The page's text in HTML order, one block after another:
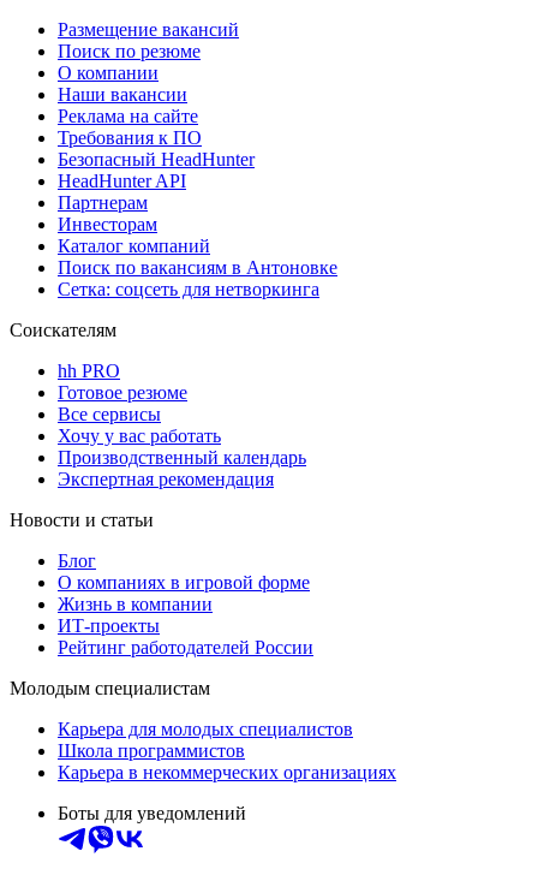
Размещение вакансий
Поиск по резюме
О компании
Наши вакансии
Реклама на сайте
Требования к ПО
Безопасный HeadHunter
HeadHunter API
Партнерам
Инвесторам
Каталог компаний
Поиск по вакансиям в Антоновке
Сетка: соцсеть для нетворкинга
Соискателям
hh PRO
Готовое резюме
Все сервисы
Хочу у вас работать
Производственный календарь
Экспертная рекомендация
Новости и статьи
Блог
О компаниях в игровой форме
Жизнь в компании
ИТ-проекты
Рейтинг работодателей России
Молодым специалистам
Карьера для молодых специалистов
Школа программистов
Карьера в некоммерческих организациях
Боты для уведомлений